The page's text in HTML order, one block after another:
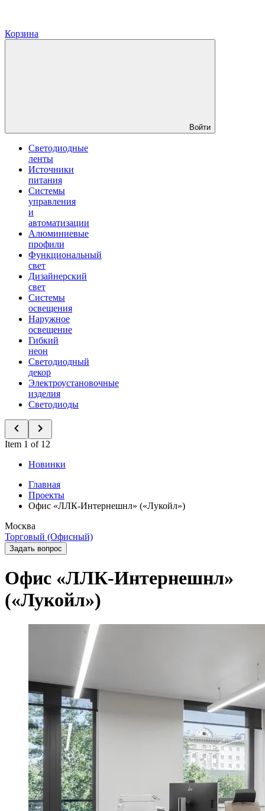
Корзина
Войти
Светодиодные
ленты
Источники
питания
Системы
управления
и
автоматизации
Алюминиевые
профили
Функциональный
свет
Дизайнерский
свет
Системы
освещения
Наружное
освещение
Гибкий
неон
Светодиодный
декор
Электроустановочные
изделия
Светодиоды
Item 1 of 12
Новинки
Главная
Проекты
Офис «ЛЛК-Интернешнл» («Лукойл»)
Москва
Торговый (Офисный)
Задать вопрос
Офис «ЛЛК-Интернешнл»
(«Лукойл»)